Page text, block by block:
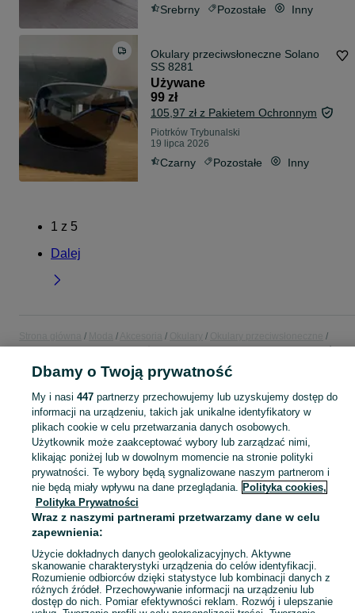
Srebrny Pozostałe Inny
Okulary przeciwsłoneczne Solano
SS 8281
Używane
99 zł
105,97 zł z Pakietem Ochronnym
Piotrków Trybunalski
19 lipca 2026
Czarny Pozostałe Inny
1 z 5
Dalej
Trybunalski
KATEGORIA
Szeroki wybór okularów przeciwsłonecznych Piotrków Trybunalski ▶️ z filtrem UV, aviator i inne ✅ Nowe i używane w dobrych cenach ✌ Znajdź oferty na OLX.pl! Zobacz
Mapa kategorii
Mapa miejscowości
Mapa ministron
Popularne wyszukiwania
Dbamy o Twoją prywatność
My i nasi 447partnerzy przechowujemy lub uzyskujemy dostęp do
informacji na urządzeniu, takich jak unikalne identyfikatory w
plikach cookie w celu przetwarzania danych osobowych.
Użytkownik może zaakceptować wybory lub zarządzać nimi,
klikając poniżej lub w dowolnym momencie na stronie polityki
prywatności. Te wybory będą sygnalizowane naszym partnerom i
nie będą miały wpływu na dane przeglądania. Polityka cookies,
Polityka Prywatności
Wraz z naszymi partnerami przetwarzamy dane w celu
zapewnienia:
Użycie dokładnych danych geolokalizacyjnych. Aktywne
skanowanie charakterystyki urządzenia do celów identyfikacji.
Rozumienie odbiorców dzięki statystyce lub kombinacji danych z
różnych źródeł. Przechowywanie informacji na urządzeniu lub
dostęp do nich. Pomiar efektywności reklam. Rozwój i ulepszanie